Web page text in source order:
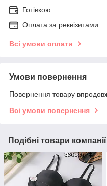
Готівкою
Оплата за реквізитами
Всі умови оплати
Умови повернення
Повернення товару
Всі умови повернення
Подібні товари компанії